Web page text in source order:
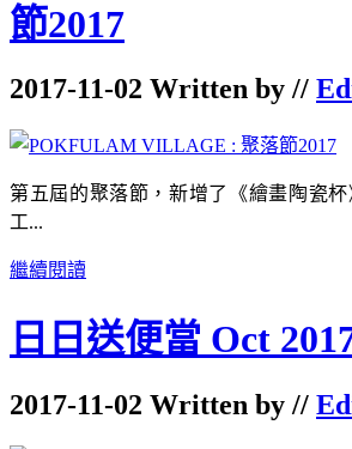
節2017
2017-11-02 Written by //
第五屆的聚落節，新增了《繪畫陶瓷
工...
繼續閱讀
日日送便當 Oct
2017-11-02 Written by //